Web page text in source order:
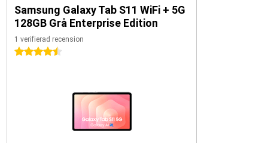
Samsung Galaxy Tab S11 WiFi + 5G
128GB Grå Enterprise Edition
1 verifierad recension
4.5 stjärnor